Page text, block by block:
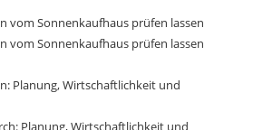
vom Sonnenkaufhaus prüfen lassen
vom Sonnenkaufhaus prüfen lassen
Planung, Wirtschaftlichkeit und
Planung, Wirtschaftlichkeit und